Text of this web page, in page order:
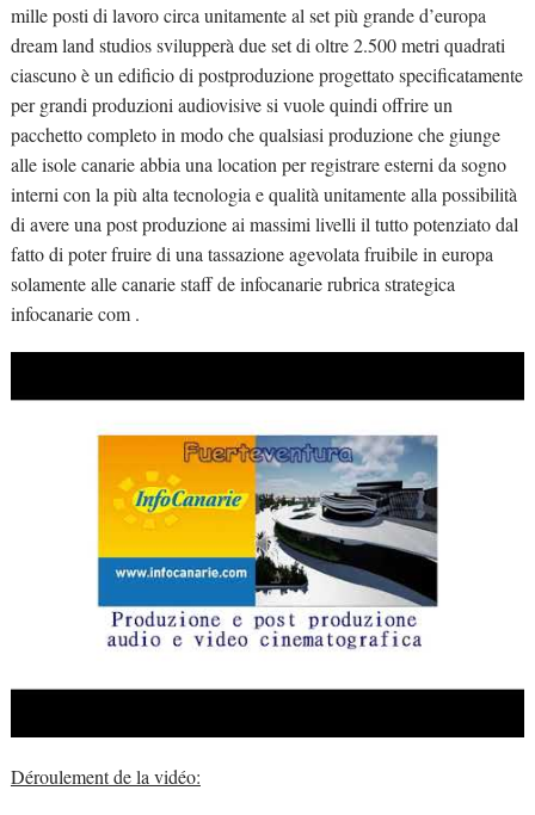
mille posti di lavoro circa unitamente al set più grande d’europa
dream land studios svilupperà due set di oltre 2.500 metri quadrati
ciascuno è un edificio di postproduzione progettato specificatamente
per grandi produzioni audiovisive si vuole quindi offrire un
pacchetto completo in modo che qualsiasi produzione che giunge
alle isole canarie abbia una location per registrare esterni da sogno
interni con la più alta tecnologia e qualità unitamente alla possibilità
di avere una post produzione ai massimi livelli il tutto potenziato dal
fatto di poter fruire di una tassazione agevolata fruibile in europa
solamente alle canarie staff de infocanarie rubrica strategica
infocanarie com .
Déroulement de la vidéo: